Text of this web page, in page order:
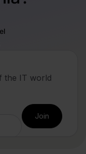
the IT world